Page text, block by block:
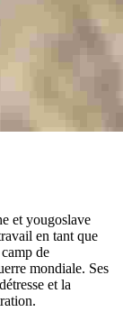
et yougoslave
en tant que
de
mondiale. Ses
et la